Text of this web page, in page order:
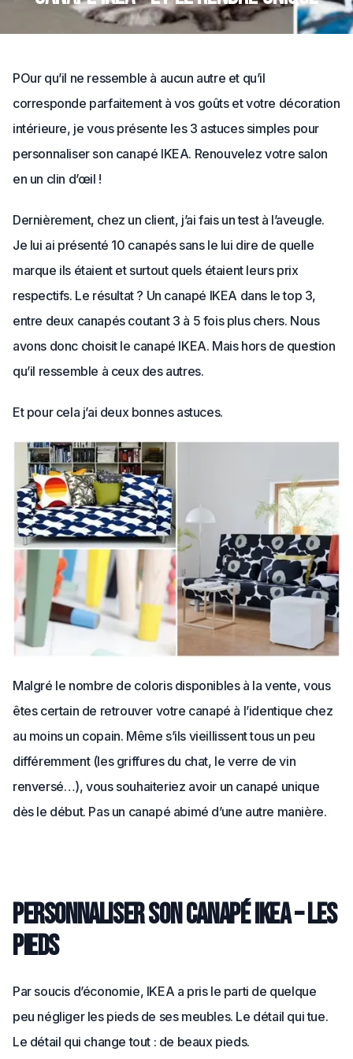
POur qu’il ne ressemble à aucun autre et qu’il
corresponde parfaitement à vos goûts et votre décoration
intérieure, je vous présente les 3 astuces simples pour
personnaliser son canapé IKEA. Renouvelez votre salon
en un clin d’œil !
Dernièrement, chez un client, j’ai fais un test à l’aveugle.
Je lui ai présenté 10 canapés sans le lui dire de quelle
marque ils étaient et surtout quels étaient leurs prix
respectifs. Le résultat ? Un canapé IKEA dans le top 3,
entre deux canapés coutant 3 à 5 fois plus chers. Nous
avons donc choisit le canapé IKEA. Mais hors de question
qu’il ressemble à ceux des autres.
Et pour cela j’ai deux bonnes astuces.
Malgré le nombre de coloris disponibles à la vente, vous
êtes certain de retrouver votre canapé à l’identique chez
au moins un copain. Même s’ils vieillissent tous un peu
différemment (les griffures du chat, le verre de vin
renversé…), vous souhaiteriez avoir un canapé unique
dès le début. Pas un canapé abimé d’une autre manière.
Personnaliser son canapé IKEA – Les
pieds
Par soucis d’économie, IKEA a pris le parti de quelque
peu négliger les pieds de ses meubles. Le détail qui tue.
Le détail qui change tout : de beaux pieds.